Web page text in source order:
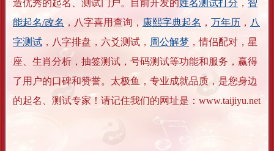
造优秀的起名、测试门户。目前开发的姓名测试打分 ， 智
能起名/改名 ，八字喜用查询， 康熙字典起名 ， 万年历 ， 八
字测试 ，八字排盘，六爻测试， 周公解梦 ，情侣配对，星
座、生肖分析，抽签测试，号码测试等功能和服务，赢得
了用户的口碑和赞誉。太极鱼，专业成就品质，是您身边
的起名、测试专家！请记住我们的网址是：www.taijiyu.net